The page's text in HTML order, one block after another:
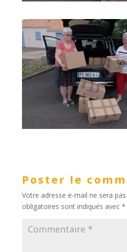
Poster le
Votre adresse e-mail ne sera
obligatoires sont indiqués avec *